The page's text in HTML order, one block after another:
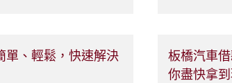
單、輕鬆，快速解決
板橋汽車
你盡快拿